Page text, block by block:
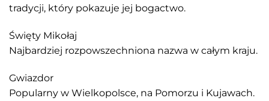
tradycji, który pokazuje jej bogactwo.
Święty Mikołaj
Najbardziej rozpowszechniona nazwa w całym kraju.
Gwiazdor
Popularny w Wielkopolsce, na Pomorzu i Kujawach.